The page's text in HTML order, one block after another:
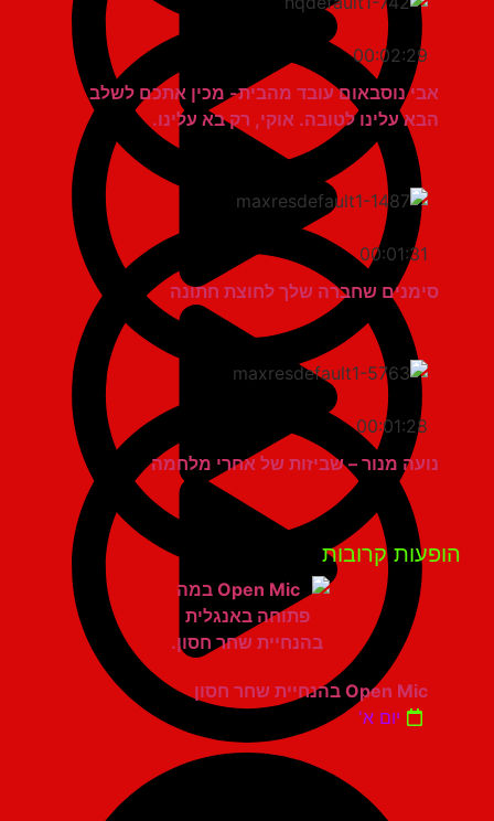
00:02:29
אבי נוסבאום עובד מהבית- מכין אתכם לשלב
הבא עלינו לטובה. אוקי, רק בא עלינו.
00:01:31
סימנים שחברה שלך לחוצת חתונה
00:01:28
נועה מנור – שביזות של אחרי מלחמה
קרובות
Open Mic בהנחיית שחר חסון
יום א'